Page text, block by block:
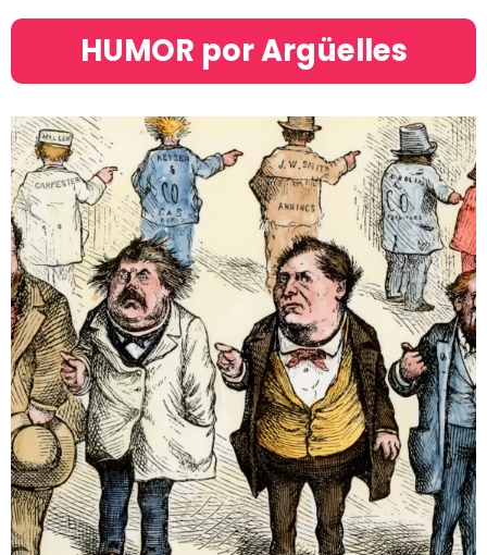
HUMOR por Argüelles​